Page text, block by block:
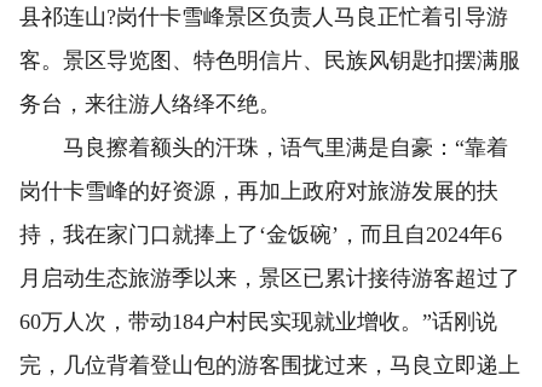
县祁连山?岗什卡雪峰景区负责人马良正忙着引导游
客。景区导览图、特色明信片、民族风钥匙扣摆满服
务台，来往游人络绎不绝。
马良擦着额头的汗珠，语气里满是自豪：“靠着
岗什卡雪峰的好资源，再加上政府对旅游发展的扶
持，我在家门口就捧上了‘金饭碗’，而且自2024年6
月启动生态旅游季以来，景区已累计接待游客超过了
60万人次，带动184户村民实现就业增收。”话刚说
完，几位背着登山包的游客围拢过来，马良立即递上